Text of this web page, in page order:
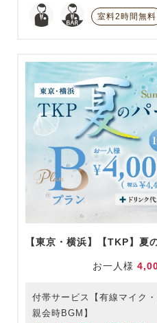
室料2時間無料
【東京・横浜】【TKP】夏
お一人様
付帯サービス【有線マイク
親会時BGM】